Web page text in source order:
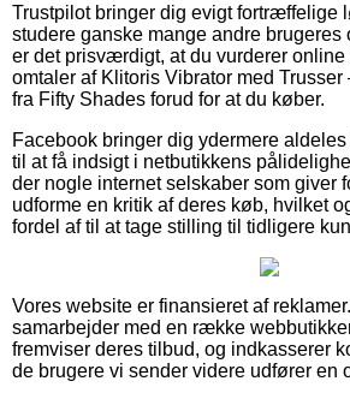
Trustpilot bringer dig evigt fortræffelige
studere ganske mange andre brugeres
er det prisværdigt, at du vurderer
omtaler af Klitoris Vibrator med
fra Fifty Shades forud for at du køber.
Facebook bringer dig ydermere
til at få indsigt i netbutikkens
der nogle internet selskaber som giver
udforme en kritik af deres køb, hvilket
fordel af til at tage stilling til tidligere
Vores website er finansieret af
samarbejder med en række
fremviser deres tilbud, og indkasserer
de brugere vi sender videre udfører en